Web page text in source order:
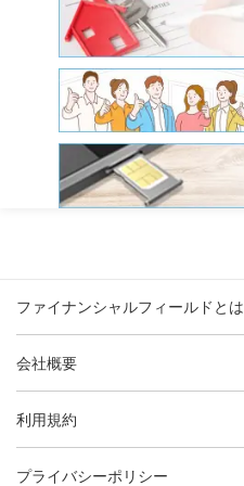
ファイナンシャルフィールドとは
会社概要
利用規約
プライバシーポリシー